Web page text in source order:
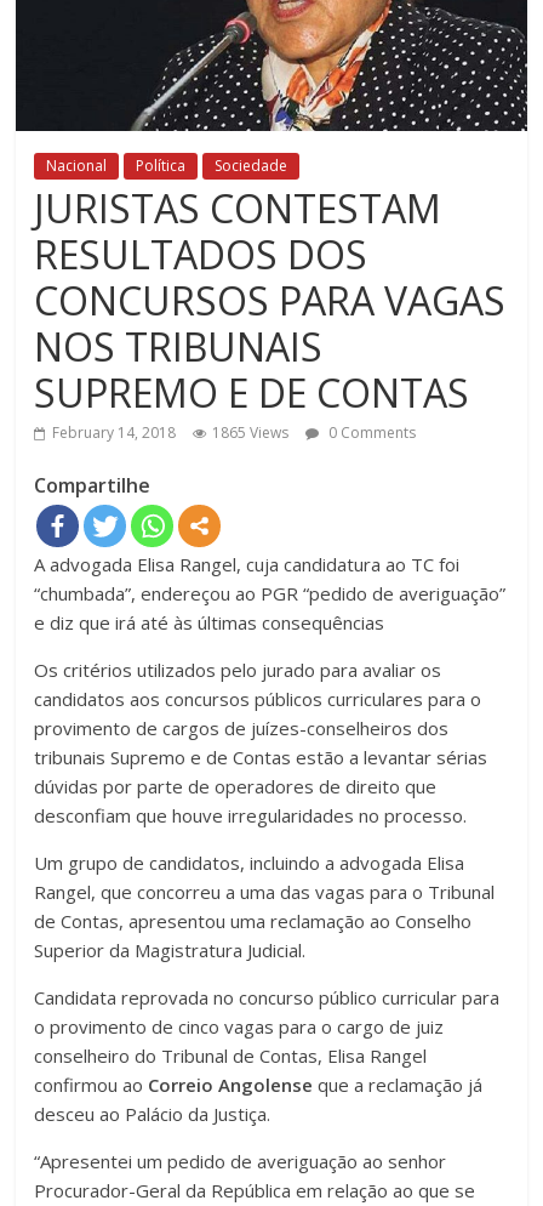
Nacional Política Sociedade
JURISTAS CONTESTAM
RESULTADOS DOS
CONCURSOS PARA VAGAS
NOS TRIBUNAIS
SUPREMO E DE CONTAS
February 14, 2018 1865 Views 0 Comments
Compartilhe
A advogada Elisa Rangel, cuja candidatura ao TC foi
“chumbada”, endereçou ao PGR “pedido de averiguação”
e diz que irá até às últimas consequências
Os critérios utilizados pelo jurado para avaliar os
candidatos aos concursos públicos curriculares para o
provimento de cargos de juízes-conselheiros dos
tribunais Supremo e de Contas estão a levantar sérias
dúvidas por parte de operadores de direito que
desconfiam que houve irregularidades no processo.
Um grupo de candidatos, incluindo a advogada Elisa
Rangel, que concorreu a uma das vagas para o Tribunal
de Contas, apresentou uma reclamação ao Conselho
Superior da Magistratura Judicial.
Candidata reprovada no concurso público curricular para
o provimento de cinco vagas para o cargo de juiz
conselheiro do Tribunal de Contas, Elisa Rangel
confirmou ao Correio Angolenseque a reclamação já
desceu ao Palácio da Justiça.
“Apresentei um pedido de averiguação ao senhor
Procurador-Geral da República em relação ao que se